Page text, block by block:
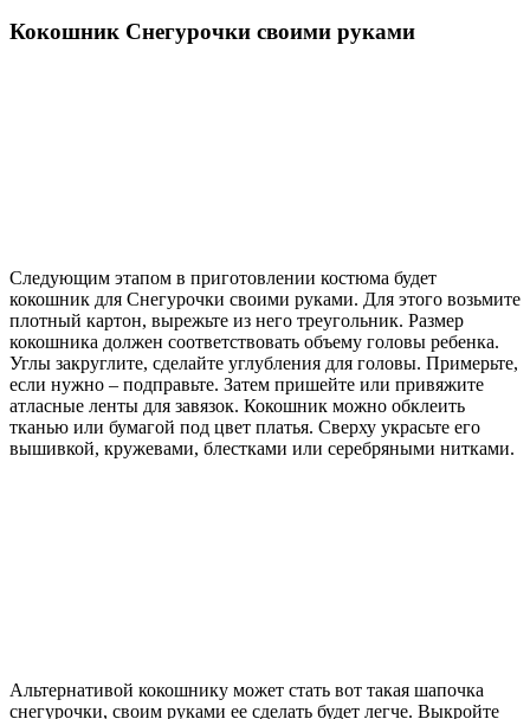
Кокошник Снегурочки своими руками
Следующим этапом в приготовлении костюма будет
кокошник для Снегурочки своими руками. Для этого возьмите
плотный картон, вырежьте из него треугольник. Размер
кокошника должен соответствовать объему головы ребенка.
Углы закруглите, сделайте углубления для головы. Примерьте,
если нужно – подправьте. Затем пришейте или привяжите
атласные ленты для завязок. Кокошник можно обклеить
тканью или бумагой под цвет платья. Сверху украсьте его
вышивкой, кружевами, блестками или серебряными нитками.
Альтернативой кокошнику может стать вот такая шапочка
снегурочки, своим руками ее сделать будет легче. Выкройте